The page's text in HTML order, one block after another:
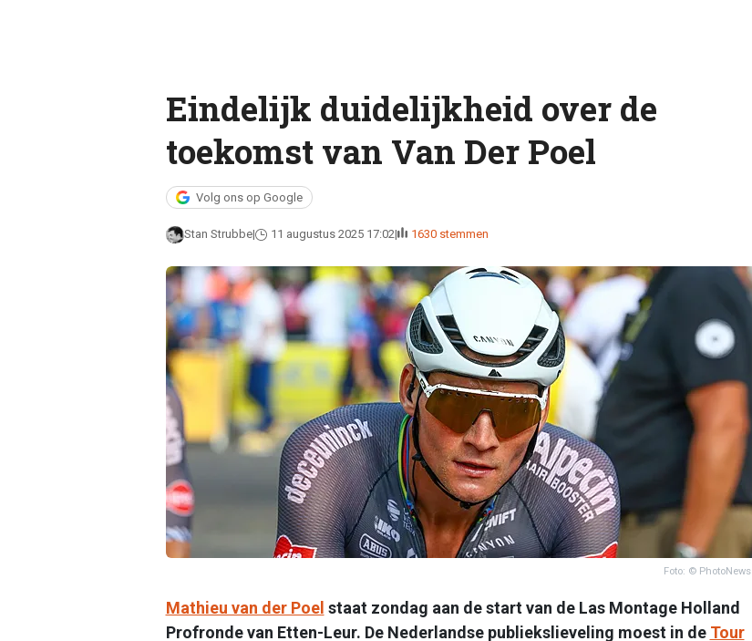
Eindelijk duidelijkheid over de
toekomst van Van Der Poel
Volg ons op Google
Stan Strubbe 11 augustus 2025 17:02 1630 stemmen
Foto: © PhotoNews
Mathieu van der Poel staat zondag aan de start van de Las Montage Holland
Profronde van Etten-Leur. De Nederlandse publiekslieveling moest in de Tour